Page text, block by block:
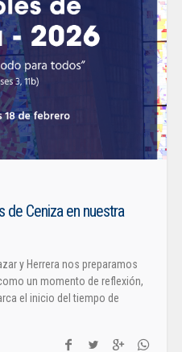
de Ceniza en nuestra
y Herrera nos preparamos
un momento de reflexión,
el inicio del tiempo de